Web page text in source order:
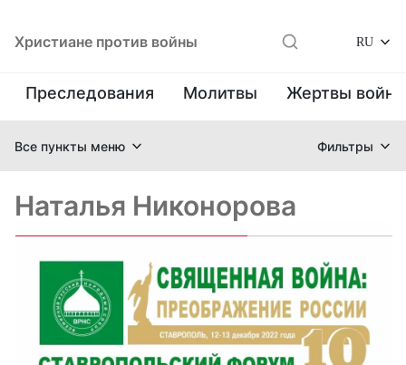
Христиане против войны RU
Преследования Молитвы Жертвы
Все пункты меню Фильтры
Наталья Никонорова